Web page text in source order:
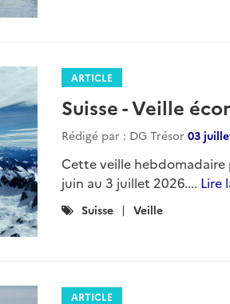
ARTICLE
Suisse - Veille
Rédigé par : DG Trésor 03
Cette veille hebdomadaire
juin au 3 juillet 2026.... Lire
Catégories
Suisse Veille
ARTICLE